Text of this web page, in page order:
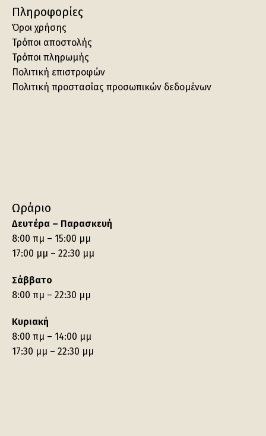
Πληροφορίες
Όροι χρήσης
Τρόποι αποστολής
Τρόποι πληρωμής
Πολιτική επιστροφών
Πολιτική προστασίας προσωπικών δεδομένων
Ωράριο
Δευτέρα – Παρασκευή
8:00 πμ – 15:00 μμ
17:00 μμ – 22:30 μμ
Σάββατο
8:00 πμ – 22:30 μμ
Κυριακή
8:00 πμ – 14:00 μμ
17:30 μμ – 22:30 μμ